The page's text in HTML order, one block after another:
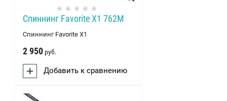
Спиннинг Favorite X1 762M
Спиннинг Favorite X1
2 950 руб.
Добавить к сравнению